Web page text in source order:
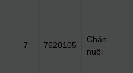
7 7620105
Chăn
nuôi